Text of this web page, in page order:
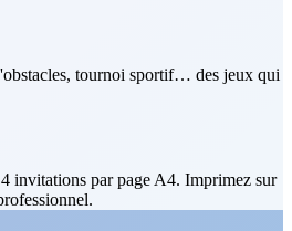
tournoi sportif… des jeux qui
invitations par page A4. Imprimez sur